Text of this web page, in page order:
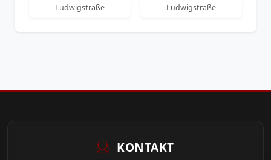
Ludwigstraße Ludwigstraße
KONTAKT